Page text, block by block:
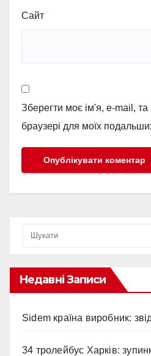
Сайт
Зберегти моє ім'я, e-mail,
браузері для моїх
Недавні Записи
Sidem країна виробник:
34 тролейбус Харків: